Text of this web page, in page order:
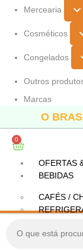
Mercearia
Cosméticos
Congelados
Outros
Marcas
O
0
OFERTAS
BEBIDAS
CAFÉS /
OUTRAS